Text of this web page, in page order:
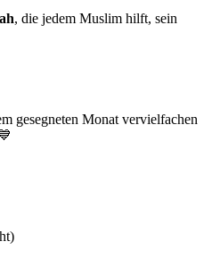
, die jedem Muslim hilft, sein
gesegneten Monat vervielfachen